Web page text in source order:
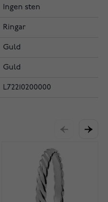
Ingen sten
Ringar
Guld
Guld
L72210200000